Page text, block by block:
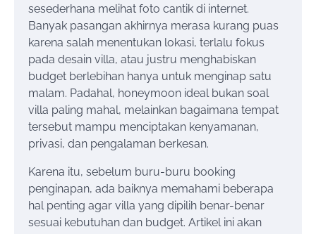
sesederhana melihat foto cantik di internet.
Banyak pasangan akhirnya merasa kurang puas
karena salah menentukan lokasi, terlalu fokus
pada desain villa, atau justru menghabiskan
budget berlebihan hanya untuk menginap satu
malam. Padahal, honeymoon ideal bukan soal
villa paling mahal, melainkan bagaimana tempat
tersebut mampu menciptakan kenyamanan,
privasi, dan pengalaman berkesan.
Karena itu, sebelum buru-buru booking
penginapan, ada baiknya memahami beberapa
hal penting agar villa yang dipilih benar-benar
sesuai kebutuhan dan budget. Artikel ini akan